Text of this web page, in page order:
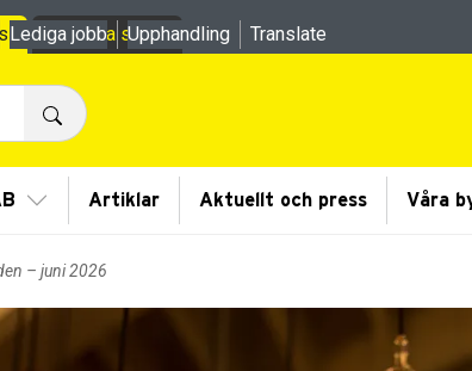
Mina sidor
Sök
Visa/Göm undermeny
Artiklar Aktuellt och press Våra
Lediga jobb Upphandling Translate
– juni 2026